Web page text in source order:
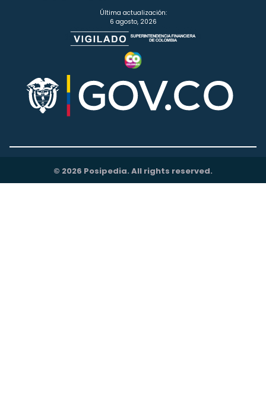
Última actualización:
6 agosto, 2026
© 2026 Posipedia. All rights reserved.